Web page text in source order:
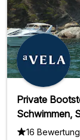
Private
Schwimmen,
16